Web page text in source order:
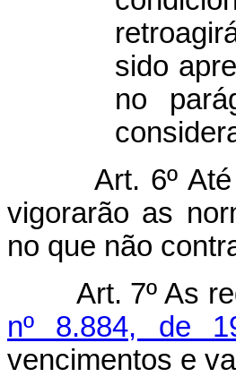
sido
no
Art. 6º
vigorarão as
no que não
Art. 7º As
nº 8.884, de
vencimentos e